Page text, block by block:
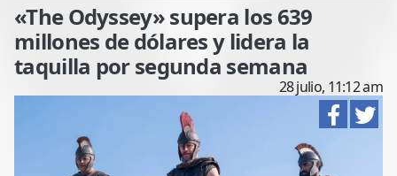
«The Odyssey» supera los 639
millones de dólares y lidera la
taquilla por segunda semana
28 julio, 11:12 am